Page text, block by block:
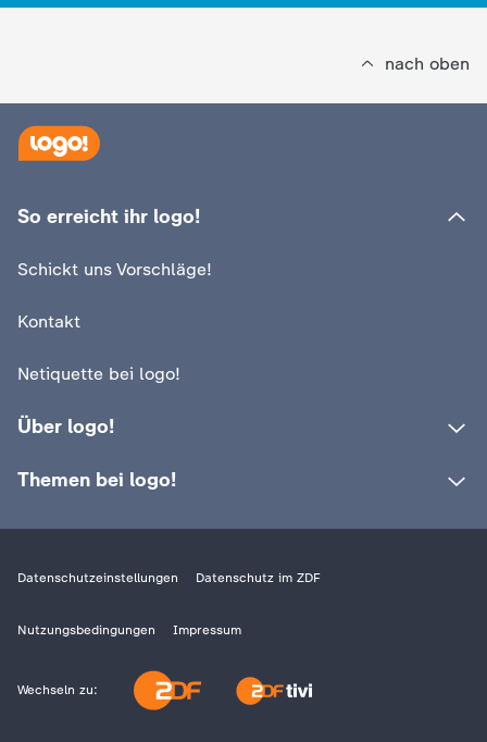
So niedrig steht das Wasser
nach oben
So erreicht ihr logo!
Schickt uns Vorschläge!
Kontakt
Netiquette bei logo!
Über logo!
Themen bei logo!
Datenschutzeinstellungen Datenschutz im ZDF
Nutzungsbedingungen Impressum
Wechseln zu: